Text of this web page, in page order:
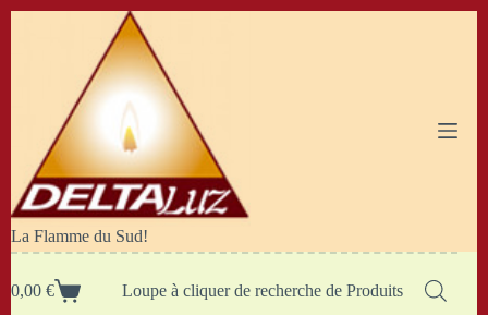
La Flamme du Sud!
Panier
0,00 € Loupe à cliquer de recherche de Produits